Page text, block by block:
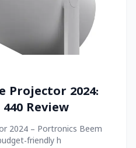
Projector 2024:
Review
2024 – Portronics Beem
a budget-friendly h